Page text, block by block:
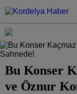
Bu Konser
ve Öznur